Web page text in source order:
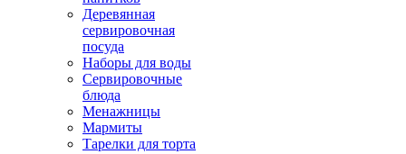
Деревянная
сервировочная
посуда
Наборы для воды
Сервировочные
блюда
Менажницы
Мармиты
Тарелки для торта